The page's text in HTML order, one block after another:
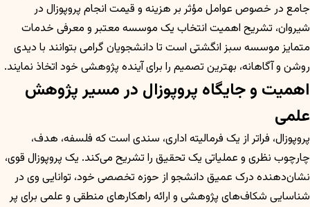
جامع در خصوص عوامل مؤثر بر هزینه و قیمت انجام پروپوزال در
شیروان، تشریح اهمیت انتخاب یک موسسه معتبر و معرفی خدمات
متمایز موسسه سبز انگشتی است تا دانشجویان گرامی بتوانند با دیدی
روشن و آگاهانه، بهترین تصمیم را برای آینده پژوهشی خود اتخاذ نمایند.
اهمیت و جایگاه پروپوزال در مسیر پژوهش
علمی
پروپوزال، فراتر از یک فرمالیته اداری، سندی است که فلسفه، هدف،
چارچوب نظری و عملیاتی یک تحقیق را تشریح می‌کند. یک پروپوزال قوی،
نشان‌دهنده درک عمیق دانشجو از حوزه تخصصی خود، توانایی وی در
شناسایی شکاف‌های پژوهشی و ارائه راهکارهای منطقی و علمی برای پر